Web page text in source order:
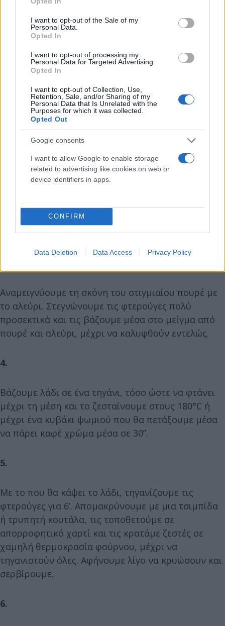
use your data for below specified purposes in below Google
consent section.
I want to opt-out of the Sale of my
Personal Data.
Opted In
I want to opt-out of processing my
Personal Data for Targeted Advertising.
Opted In
I want to opt-out of Collection, Use,
Retention, Sale, and/or Sharing of my
Personal Data that Is Unrelated with the
Purposes for which it was collected.
Opted Out
Google consents
I want to allow Google to enable storage
related to advertising like cookies on web or
device identifiers in apps.
CONFIRM
Data Deletion Data Access Privacy Policy
Πολτοποιούμε τις καυτερές πιπεριές χαλαπένιο σε
μορφή πουρέ ή, αν προτιμούμε, τις κόβουμε σε
πιπεριές μέσα στο γιαούρτι και το αφήνουμε στην
άκρη για αργότερα. Σε περίπτωση που περισσέψει,
διατηρείται στο ψυγείο περίπου για μία εβδομάδα.
Αναμειγνύουμε τη σκόνη του στιγμιαίου πουρέ με
το αλεύρι. Στεγνώνουμε τις φτερούγες πολύ
προσεκτικά και τις βάζουμε μέσα στο μείγμα από
πουρέ και αλεύρι, μέχρι να καλυφθούν εντελώς.
4.
Βάζουμε λάδι σε ένα τηγάνι, τόσο ώστε να φτάνει
μέχρι τη μέση και το ζεσταίνουμε στους 180°C ή
μέχρι ένα κυβάκι ψωμιού που θα πετάξουμε μέσα
να πάρει καφέ χρώμα μέσα σε 30’’.
5.
Με το που θα κάψει το λάδι, τηγανίζουμε τις
φτερούγες για 6’. Απομακρύνουμε με μια τσιμπίδα
ή τρυπητή κουτάλα, τις τοποθετούμε σε
απορροφητικό χαρτί και τις κρατάμε ζεστές σε
χαμηλή θερμοκρασία φούρνου, μέχρι να
τηγανιστούν όλες. Αφήνουμε λίγο να κρυώσουν και
σερβίρουμε.
6.